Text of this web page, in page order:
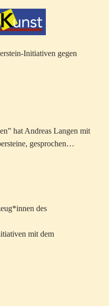
Initiativen gegen
hat Andreas Langen mit
gesprochen…
des
mit dem